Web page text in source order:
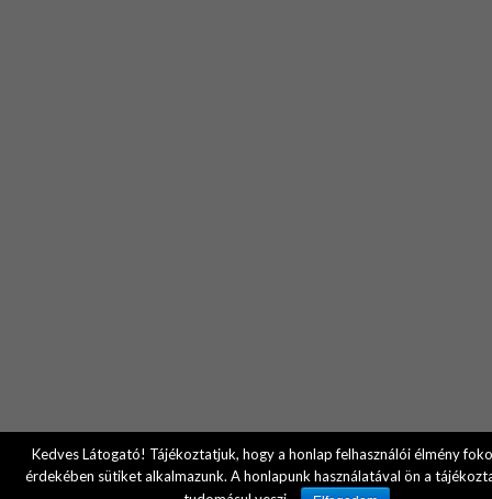
Kedves Látogató! Tájékoztatjuk, hogy a honlap felhasználói élmény
érdekében sütiket alkalmazunk. A honlapunk használatával ön a